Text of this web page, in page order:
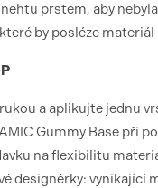
prstem, aby
by posléze
a aplikujte jednu
Gummy Base při
na flexibilitu
designérky: vynikající